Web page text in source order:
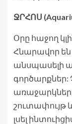
ՋՐՀՈՍ
Օրը հաջող
Հնարավոր
անսպասելի
լսել